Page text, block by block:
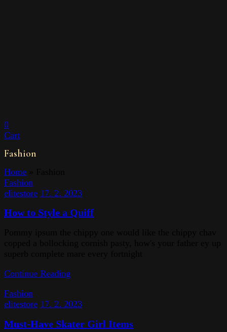
0
Cart
Fashion
Home
Fashion
elitestore 17. 2. 2023
How to Style a Quiff
Continue Reading
Fashion
elitestore 17. 2. 2023
Must-Have Skater Girl Items